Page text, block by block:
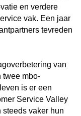
en verdere
vak. Een jaar
tevreden
van
twee mbo-
is er een
Service Valley
vaker hun